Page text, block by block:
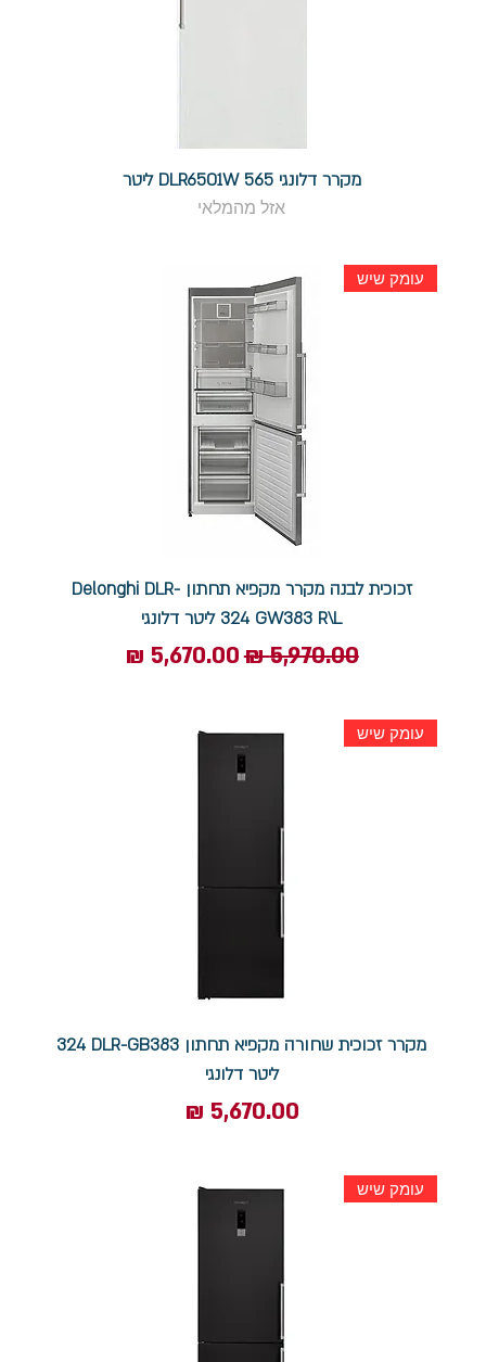
מקרר דלונגי DLR6501W 565 ליטר
אזל מהמלאי
עומק שיש
זכוכית לבנה מקרר ‏מקפיא תחתון Delonghi DLR-
GW383 R\L ‏324 ‏ליטר דלונגי
מחיר רגיל‏5,970.00 ‏₪ מחיר מבצע
עומק שיש
מקרר זכוכית שחורה ‏מקפיא תחתון DLR-GB383 ‏324
‏ליטר דלונגי
מחיר
עומק שיש